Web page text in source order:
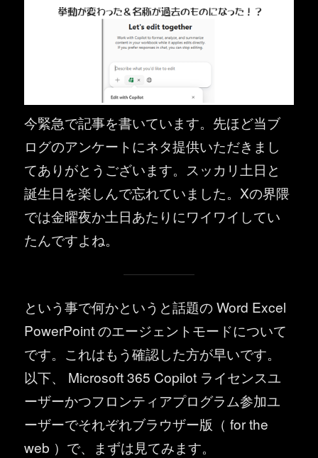
今緊急で記事を書いています。先ほど当ブ
ログのアンケートにネタ提供いただきまし
てありがとうございます。スッカリ土日と
誕生日を楽しんで忘れていました。Xの界隈
では金曜夜か土日あたりにワイワイしてい
たんですよね。
という事で何かというと話題の Word Excel
PowerPoint のエージェントモードについて
です。これはもう確認した方が早いです。
以下、 Microsoft 365 Copilot ライセンスユ
ーザーかつフロンティアプログラム参加ユ
ーザーでそれぞれブラウザー版（ for the
web ）で、まずは見てみます。